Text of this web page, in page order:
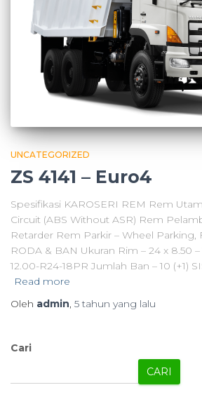
UNCATEGORIZED
ZS 4141 – Euro4
Spesifikasi KAROSERI REM Rem
Circuit (ABS Without ASR) Rem
Retarder Rem Parkir – Wheel Parking,
RODA & BAN Ukuran Rim – 24 x 8.50
12.00-R24-18PR Jumlah Ban – 10 (+1)
Read more
Oleh admin, 5 tahun yang lalu
Cari
CARI